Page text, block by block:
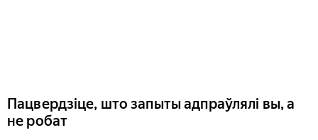
Пацвердзіце, што запыты адпраўлялі вы, а
не робат